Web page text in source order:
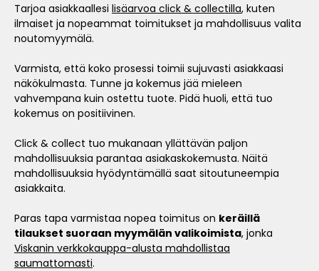
Tarjoa asiakkaallesi lisäarvoa click & collectilla, kuten
ilmaiset ja nopeammat toimitukset ja mahdollisuus valita
noutomyymälä.
Varmista, että koko prosessi toimii sujuvasti asiakkaasi
näkökulmasta. Tunne ja kokemus jää mieleen
vahvempana kuin ostettu tuote. Pidä huoli, että tuo
kokemus on positiivinen.
Click & collect tuo mukanaan yllättävän paljon
mahdollisuuksia parantaa asiakaskokemusta. Näitä
mahdollisuuksia hyödyntämällä saat sitoutuneempia
asiakkaita.
Paras tapa varmistaa nopea toimitus on keräillä
tilaukset suoraan myymälän valikoimista, jonka
Viskanin verkkokauppa-alusta mahdollistaa
saumattomasti.